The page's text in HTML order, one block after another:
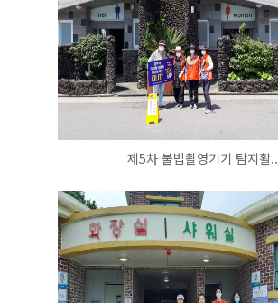
제5차 불법촬영기기 탐지활..